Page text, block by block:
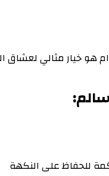
سالم حبيبات 450 جرام هو
للحفاظ على النكهة